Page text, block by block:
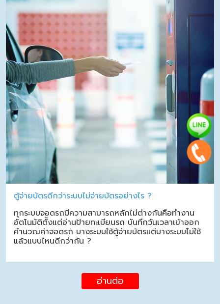
ตู้จ่ายบัตรดีกว่าระบบไม่จ่ายบัตรอย่างไร ?
ทุกระบบจอดรถมีความสามารถหลักไม่ต่างกันคือทำงาน
อัตโนมัติตั้งแต่อ่านป้ายทะเบียนรถ บันทึกวันเวลาเข้าออก
คำนวณค่าจอดรถ บางระบบใช้ตู้จ่ายบัตรแต่บางระบบไม่ใช้
แล้วแบบไหนดีกว่ากัน ?
อ่านต่อ